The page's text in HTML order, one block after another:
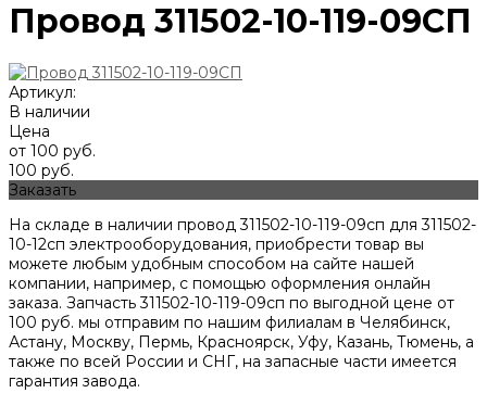
Провод 311502-10-119-09СП
Артикул:
В наличии
Цена
от 100 руб.
100 руб.
Заказать
На складе в наличии провод 311502-10-119-09сп для 311502-
10-12сп электрооборудования, приобрести товар вы
можете любым удобным способом на сайте нашей
компании, например, с помощью оформления онлайн
заказа. Запчасть 311502-10-119-09сп по выгодной цене от
100 руб. мы отправим по нашим филиалам в Челябинск,
Астану, Москву, Пермь, Красноярск, Уфу, Казань, Тюмень, а
также по всей России и СНГ, на запасные части имеется
гарантия завода.